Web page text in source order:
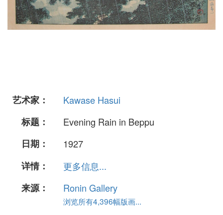
艺术家：
Kawase Hasui
标题：
Evening Rain in Beppu
日期：
1927
详情：
更多信息...
来源：
Ronin Gallery
浏览所有4,396幅版画...